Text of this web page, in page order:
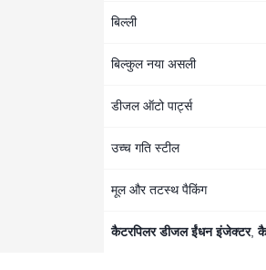
बिल्ली
बिल्कुल नया असली
डीजल ऑटो पार्ट्स
उच्च गति स्टील
मूल और तटस्थ पैकिंग
कैटरपिलर डीजल ईंधन इंजेक्टर,